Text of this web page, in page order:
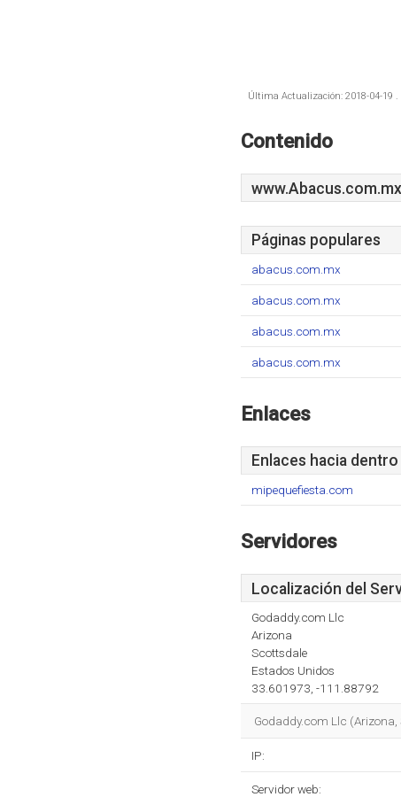
Última Actualización: 2018-04-19
Contenido
www.Abacus.com.mx
Páginas populares
abacus.com.mx
abacus.com.mx
abacus.com.mx
abacus.com.mx
Enlaces
Enlaces hacia dentro
mipequefiesta.com
Servidores
Localización del
Godaddy.com Llc
Arizona
Scottsdale
Estados Unidos
33.601973, -111.88792
Godaddy.com Llc (Arizona,
IP:
Servidor web: